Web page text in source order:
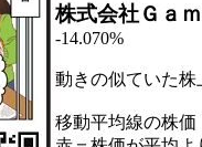
株式会社Ｇａ
-14.070%
動きの似ていた
移動平均線の株価